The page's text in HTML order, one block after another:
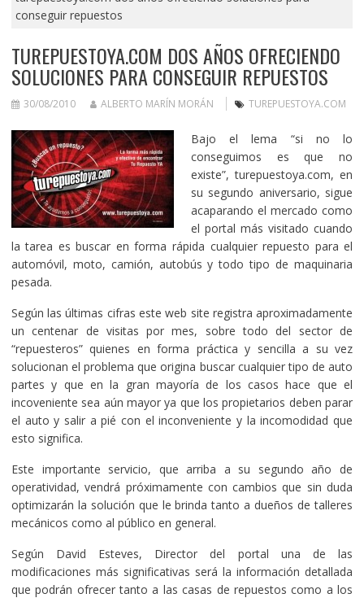
conseguir repuestos
TUREPUESTOYA.COM DOS AÑOS OFRECIENDO
SOLUCIONES PARA CONSEGUIR REPUESTOS
30/08/2010 ALBERTO MARÍN MORÁN TUREPUESTOYA.COM
Bajo el lema “si no lo
conseguimos es que no
existe”, turepuestoya.com, en
su segundo aniversario, sigue
acaparando el mercado como
el portal más visitado cuando
la tarea es buscar en forma rápida cualquier repuesto para el
automóvil, moto, camión, autobús y todo tipo de maquinaria
pesada.
Según las últimas cifras este web site registra aproximadamente
un centenar de visitas por mes, sobre todo del sector de
“repuesteros” quienes en forma práctica y sencilla a su vez
solucionan el problema que origina buscar cualquier tipo de auto
partes y que en la gran mayoría de los casos hace que el
incoveniente sea aún mayor ya que los propietarios deben parar
el auto y salir a pié con el inconveniente y la incomodidad que
esto significa.
Este importante servicio, que arriba a su segundo año de
operatividad, vendrá próximamente con cambios que sin duda
optimizarán la solución que le brinda tanto a dueños de talleres
mecánicos como al público en general.
Según David Esteves, Director del portal una de las
modificaciones más significativas será la información detallada
que podrán ofrecer tanto a las casas de repuestos como a los